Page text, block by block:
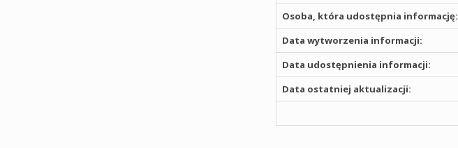
Osoba, która udostępnia informację:
Data wytworzenia informacji:
Data udostępnienia informacji:
Data ostatniej aktualizacji: